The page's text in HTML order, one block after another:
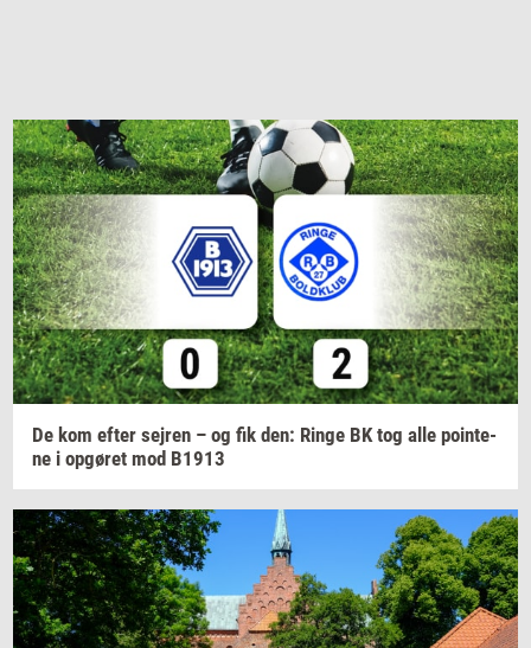
De kom efter sej­ren – og fik den: Ringe BK tog alle po­in­te­
ne i op­gø­ret mod B1913